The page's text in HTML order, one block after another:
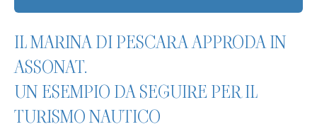
IL MARINA DI PESCARA APPRODA IN
ASSONAT.
UN ESEMPIO DA SEGUIRE PER IL
TURISMO NAUTICO